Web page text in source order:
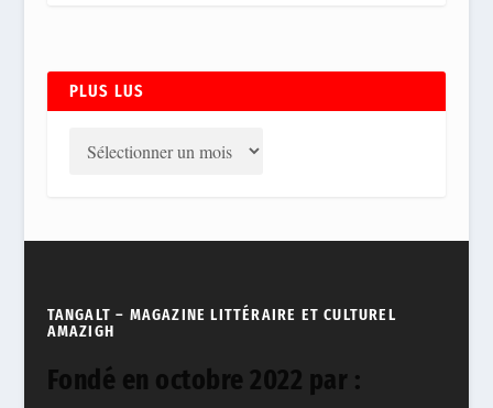
PLUS LUS
TANGALT – MAGAZINE LITTÉRAIRE ET CULTUREL
AMAZIGH
Fondé en octobre 2022 par :